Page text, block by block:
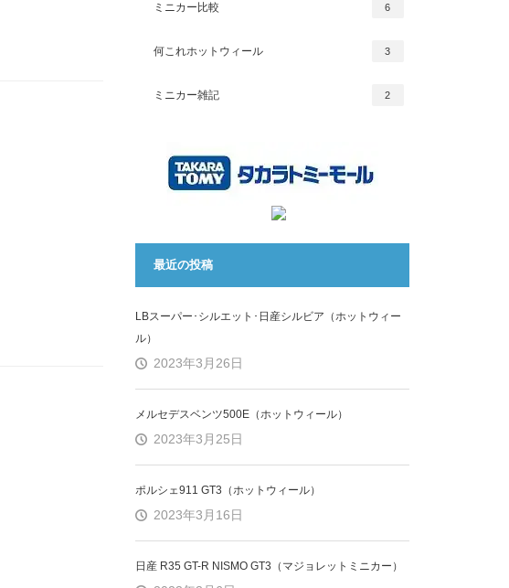
ミニカー比較 6
何これホットウィール 3
ミニカー雑記 2
最近の投稿
LBスーパー･シルエット･日産シルビア（ホットウィー
ル）
2023年3月26日
メルセデスベンツ500E（ホットウィール）
2023年3月25日
ポルシェ911 GT3（ホットウィール）
2023年3月16日
日産 R35 GT-R NISMO GT3（マジョレットミニカー）